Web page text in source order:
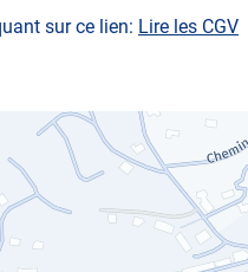
sur ce lien: Lire les CGV